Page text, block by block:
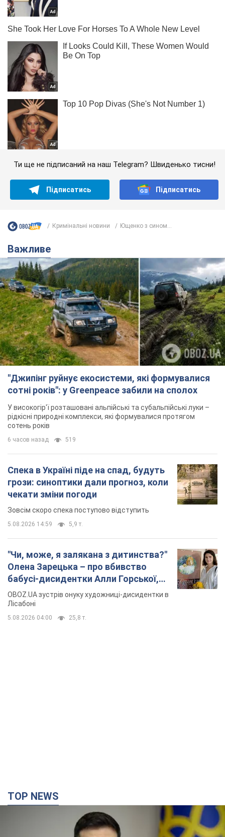
Ти ще не підписаний на наш Telegram? Швиденько тисни!
Підписатись Підписатись
Кримінальні новини Ющенко з сином...
Важливе
"Джипінг руйнує екосистеми, які формувалися
сотні років": у Greenpeace забили на сполох
У високогір'ї розташовані альпійські та субальпійські луки –
рідкісні природні комплекси, які формувалися протягом
сотень років
6 часов назад 519
Спека в Україні піде на спад, будуть
грози: синоптики дали прогноз, коли
чекати зміни погоди
Зовсім скоро спека поступово відступить
5.08.2026 14:59 5,9 т.
"Чи, може, я залякана з дитинства?"
Олена Зарецька – про вбивство
бабусі-дисидентки Алли Горської,
критику Дмитра Стуса та втечу в
Португалію з 5 дітьми
OBOZ.UA зустрів онуку художниці-дисидентки в
Лісабоні
5.08.2026 04:00 25,8 т.
TOP NEWS